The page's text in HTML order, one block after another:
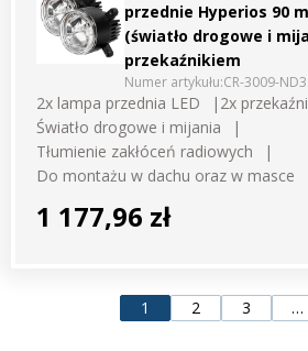
przednie Hyperios 90
(światło drogowe i
przekaźnikiem
Numer artykułu:CR-3009-
2x lampa przednia LED
2x
Światło drogowe i mijania
Tłumienie zakłóceń radiowych
Do montażu w dachu oraz w masce
1 177,96 zł
1 2 3 …